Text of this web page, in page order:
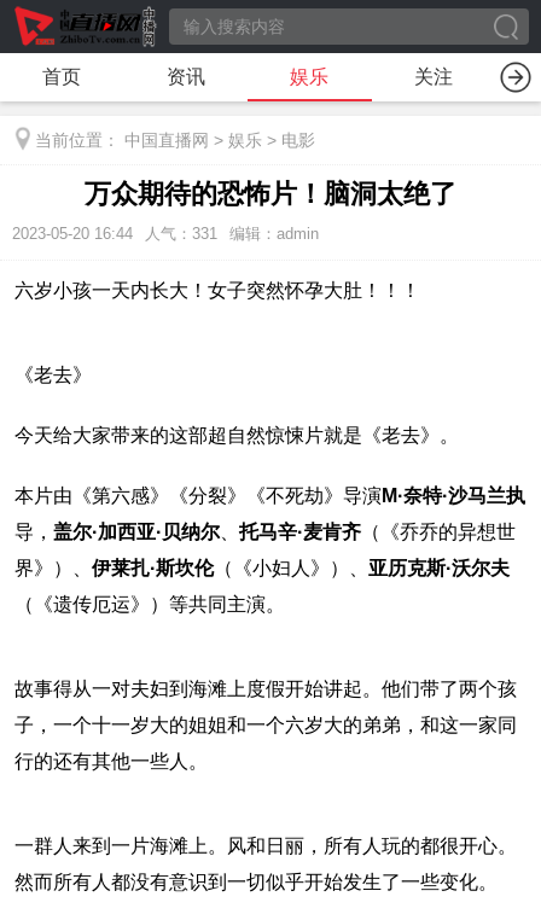
首页 资讯 娱乐 关注
当前位置： 中国直播网 > 娱乐 > 电影
万众期待的恐怖片！脑洞太绝了
2023-05-20 16:44 人气： 331 编辑：admin
六岁小孩一天内长大！女子突然怀孕大肚！！！
《老去》
今天给大家带来的这部超自然惊悚片就是《老去》。
本片由《第六感》《分裂》《不死劫》导演M·奈特·沙马兰执
导， 盖尔·加西亚·贝纳尔 、托马辛·麦肯齐 （《乔乔的异想世
界》）、 伊莱扎·斯坎伦（《小妇人》）、 亚历克斯·沃尔夫
（《遗传厄运》）等共同主演。
故事得从一对夫妇到海滩上度假开始讲起。他们带了两个孩
子，一个十一岁大的姐姐和一个六岁大的弟弟，和这一家同
行的还有其他一些人。
一群人来到一片海滩上。风和日丽，所有人玩的都很开心。
然而所有人都没有意识到一切似乎开始发生了一些变化。